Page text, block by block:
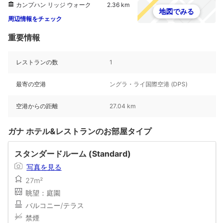
カンプハン リッジ ウォーク
2.36 km
周辺情報をチェック
地図でみる
重要情報
レストランの数 1
最寄の空港 ングラ・ライ国際空港 (DPS)
空港からの距離 27.04 km
ガナ ホテル&レストランのお部屋タイプ
スタンダードルーム (Standard)
写真を見る
27m²
眺望：庭園
バルコニー/テラス
禁煙